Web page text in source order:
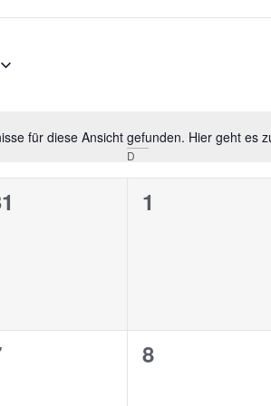
Hinweis
für diese Ansicht gefunden. Hier geht es
D
0
1
0
8